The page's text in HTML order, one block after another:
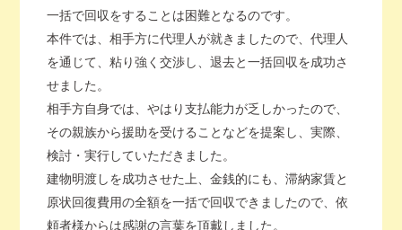
一括で回収をすることは困難となるのです。
本件では、相手方に代理人が就きましたので、代理人
を通じて、粘り強く交渉し、退去と一括回収を成功さ
せました。
相手方自身では、やはり支払能力が乏しかったので、
その親族から援助を受けることなどを提案し、実際、
検討・実行していただきました。
建物明渡しを成功させた上、金銭的にも、滞納家賃と
原状回復費用の全額を一括で回収できましたので、依
頼者様からは感謝の言葉を頂戴しました。